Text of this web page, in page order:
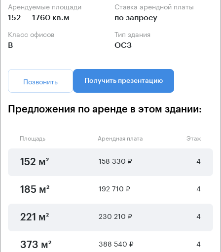
Арендуемые площади
152 — 1760 кв.м
Ставка арендной платы
по запросу
Класс офисов
B
Тип здания
ОСЗ
Позвонить Получить презентацию
Предложения по аренде в этом здании:
Площадь Арендная плата Этаж
152 м² 158 330 ₽ 4
185 м² 192 710 ₽ 4
221 м² 230 210 ₽ 4
373 м² 388 540 ₽ 4